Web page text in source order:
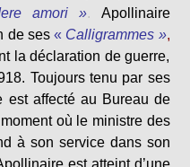
amori ».
Apollinaire
de ses« Calligrammes »,
la déclaration de guerre,
Toujours tenu par ses
est affecté au Bureau de
où le ministre des
à son service dans son
est atteint d’une